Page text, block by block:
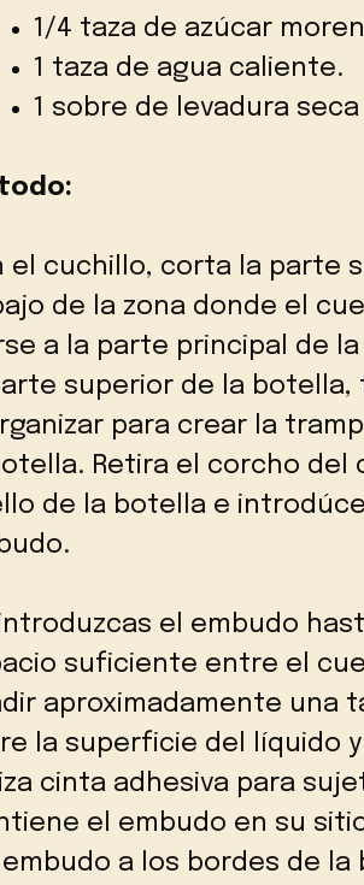
1/4 taza de azúcar
1 taza de agua caliente.
1 sobre de levadura
el cuchillo, corta la parte
de la zona donde el
a la parte principal de
superior de la
para crear la
Retira el corcho del
de la botella e
el embudo
suficiente entre el
aproximadamente una
la superficie del líquido
cinta adhesiva para
el embudo en su
a los bordes de